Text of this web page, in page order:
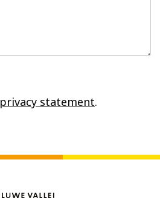
privacy statement.